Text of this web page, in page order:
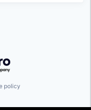
policy